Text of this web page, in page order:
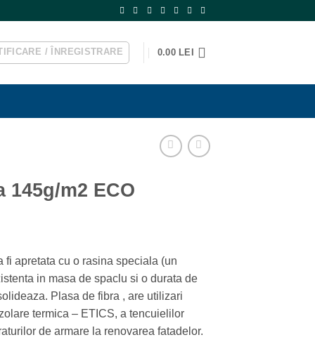
/ ÎNREGISTRARE 0.00 LEI
m2 ECO
apretata cu o rasina speciala (un
in masa de spaclu si o durata de
Plasa de fibra , are utilizari
termica – ETICS, a tencuielilor
de armare la renovarea fatadelor.